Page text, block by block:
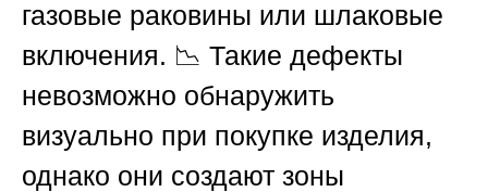
газовые раковины или шлаковые
включения. 📉 Такие дефекты
невозможно обнаружить
визуально при покупке изделия,
однако они создают зоны